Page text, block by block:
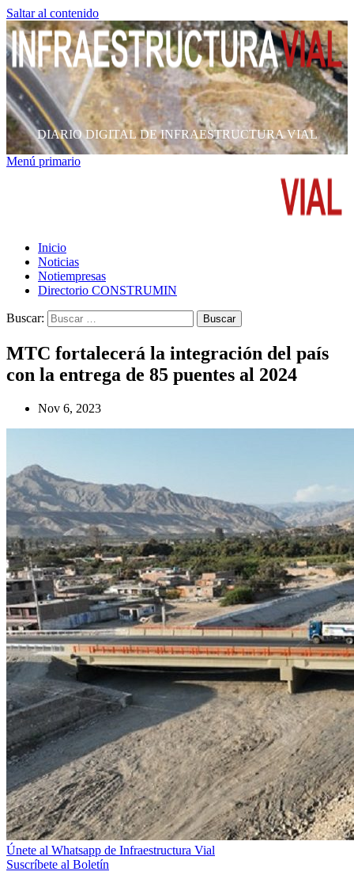
Saltar al contenido
DIARIO DIGITAL DE INFRAESTRUCTURA VIAL
Menú primario
Inicio
Noticias
Notiempresas
Directorio CONSTRUMIN
Buscar:
MTC fortalecerá la integración del país
con la entrega de 85 puentes al 2024
Nov 6, 2023
Únete al Whatsapp de Infraestructura Vial
Suscríbete al Boletín